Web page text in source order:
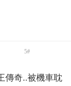
5#
傳奇..被機車耽